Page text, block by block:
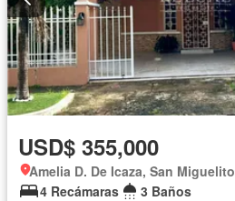
USD$ 355,000
Amelia D. De Icaza, San Miguelito
4 Recámaras
3 Baños